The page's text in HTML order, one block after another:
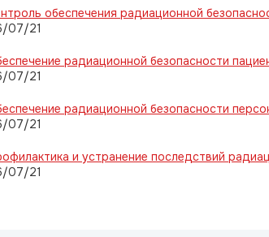
обеспечения радиационной
07/21
радиационной безопасности
07/21
радиационной безопасности
07/21
и устранение последствий
07/21